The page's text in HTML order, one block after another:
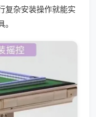
复杂安装操作就能实